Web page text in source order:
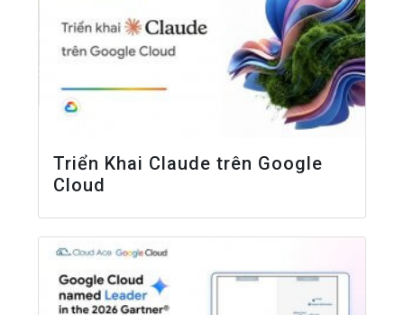
Triển Khai Claude trên Google
Cloud